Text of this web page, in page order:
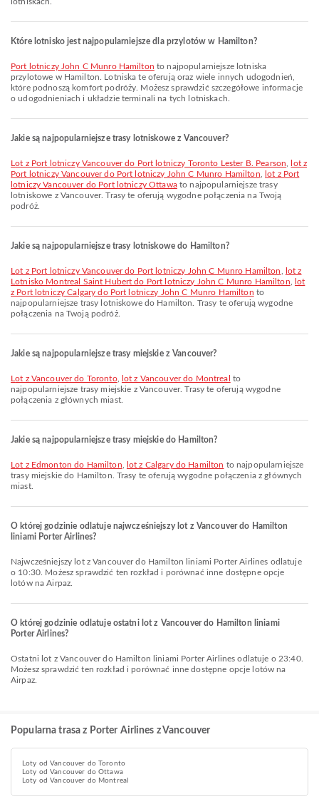
Które lotnisko jest najpopularniejsze dla przylotów w Hamilton?
Port lotniczy John C Munro Hamilton to najpopularniejsze lotniska
przylotowe w Hamilton. Lotniska te oferują oraz wiele innych udogodnień,
które podnoszą komfort podróży. Możesz sprawdzić szczegółowe informacje
o udogodnieniach i układzie terminali na tych lotniskach.
Jakie są najpopularniejsze trasy lotniskowe z Vancouver?
lot z Port lotniczy Vancouver do Port lotniczy Toronto Lester B. Pearson
lot z
Port lotniczy Vancouver do Port lotniczy John C Munro Hamilton
lot z Port
lotniczy Vancouver do Port lotniczy Ottawato najpopularniejsze trasy
lotniskowe z Vancouver. Trasy te oferują wygodne połączenia na Twoją
podróż.
Jakie są najpopularniejsze trasy lotniskowe do Hamilton?
lot z Port lotniczy Vancouver do Port lotniczy John C Munro Hamilton
lot z
Lotnisko Montreal Saint Hubert do Port lotniczy John C Munro Hamilton
lot
z Port lotniczy Calgary do Port lotniczy John C Munro Hamilton to
najpopularniejsze trasy lotniskowe do Hamilton. Trasy te oferują wygodne
połączenia na Twoją podróż.
Jakie są najpopularniejsze trasy miejskie z Vancouver?
lot z Vancouver do Toronto, lot z Vancouver do Montreal to
najpopularniejsze trasy miejskie z Vancouver. Trasy te oferują wygodne
połączenia z głównych miast.
Jakie są najpopularniejsze trasy miejskie do Hamilton?
lot z Edmonton do Hamilton lot z Calgary do Hamilton to najpopularniejsze
trasy miejskie do Hamilton. Trasy te oferują wygodne połączenia z głównych
miast.
O której godzinie odlatuje najwcześniejszy lot z Vancouver do Hamilton
liniami Porter Airlines?
Najwcześniejszy lot z Vancouver do Hamilton liniami Porter Airlines odlatuje
o 10:30. Możesz sprawdzić ten rozkład i porównać inne dostępne opcje
lotów na Airpaz.
O której godzinie odlatuje ostatni lot z Vancouver do Hamilton liniami
Porter Airlines?
Ostatni lot z Vancouver do Hamilton liniami Porter Airlines odlatuje o 23:40.
Możesz sprawdzić ten rozkład i porównać inne dostępne opcje lotów na
Airpaz.
Popularna trasa z Porter Airlines z Vancouver
Loty od Vancouver do Toronto
Loty od Vancouver do Ottawa
Loty od Vancouver do Montreal